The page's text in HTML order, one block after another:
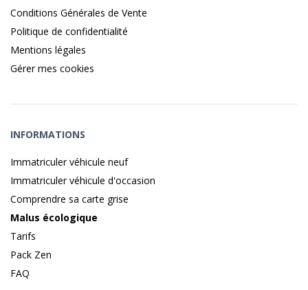
Conditions Générales de Vente
Politique de confidentialité
Mentions légales
Gérer mes cookies
INFORMATIONS
Immatriculer véhicule neuf
Immatriculer véhicule d'occasion
Comprendre sa carte grise
Malus écologique
Tarifs
Pack Zen
FAQ